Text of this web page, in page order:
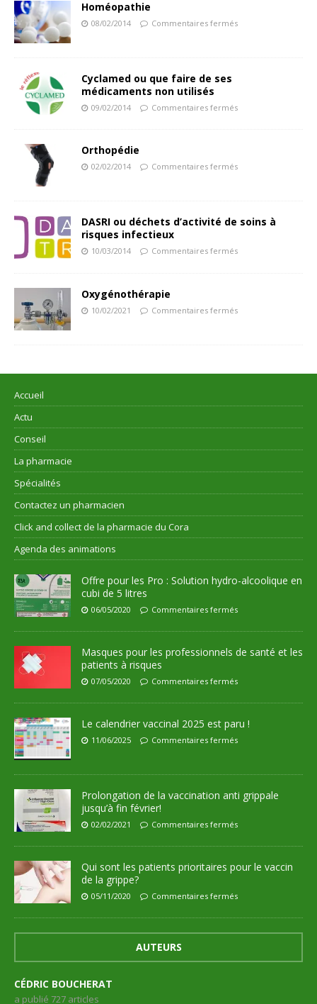
Homéopathie
08/02/2014 Commentaires fermés
Cyclamed ou que faire de ses
médicaments non utilisés
09/02/2014 Commentaires fermés
Orthopédie
02/02/2014 Commentaires fermés
DASRI ou déchets d’activité de soins à
risques infectieux
10/03/2014 Commentaires fermés
Oxygénothérapie
10/02/2021 Commentaires fermés
Accueil
Actu
Conseil
La pharmacie
Spécialités
Contactez un pharmacien
Click and collect de la pharmacie du Cora
Agenda des animations
Offre pour les Pro : Solution hydro-alcoolique en
cubi de 5 litres
06/05/2020 Commentaires fermés
Masques pour les professionnels de santé et les
patients à risques
07/05/2020 Commentaires fermés
Le calendrier vaccinal 2025 est paru !
11/06/2025 Commentaires fermés
Prolongation de la vaccination anti grippale
jusqu’à fin février!
02/02/2021 Commentaires fermés
Qui sont les patients prioritaires pour le vaccin
de la grippe?
05/11/2020 Commentaires fermés
AUTEURS
CÉDRIC BOUCHERAT
a publié 727 articles